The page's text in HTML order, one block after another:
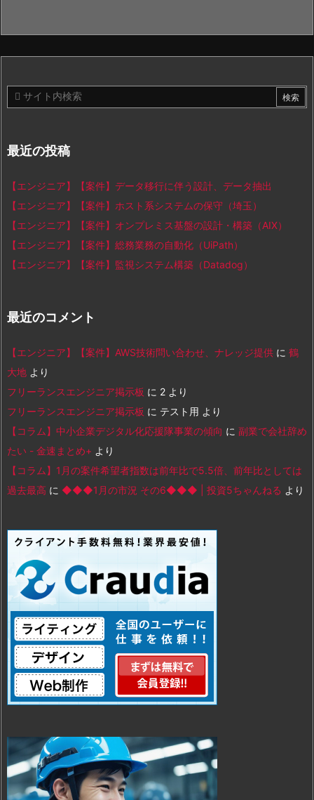
最近の投稿
【エンジニア】【案件】データ移行に伴う設計、データ抽出
【エンジニア】【案件】ホスト系システムの保守（埼玉）
【エンジニア】【案件】オンプレミス基盤の設計・構築（AIX）
【エンジニア】【案件】総務業務の自動化（UiPath）
【エンジニア】【案件】監視システム構築（Datadog）
最近のコメント
【エンジニア】【案件】AWS技術問い合わせ、ナレッジ提供 に 鶴
大地 より
フリーランスエンジニア掲示板 に 2 より
フリーランスエンジニア掲示板 に テスト用 より
【コラム】中小企業デジタル化応援隊事業の傾向 に 副業で会社辞め
たい - 金速まとめ+ より
【コラム】1月の案件希望者指数は前年比で5.5倍、前年比としては
過去最高 に ◆◆◆1月の市況 その6◆◆◆ | 投資5ちゃんねる より